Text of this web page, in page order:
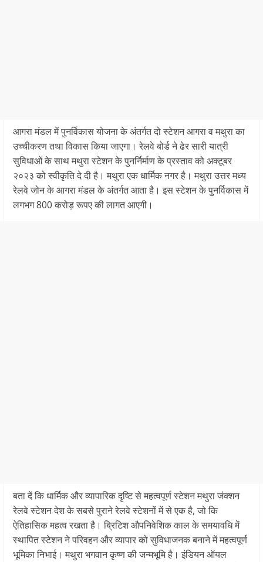
आगरा मंडल में पुनर्विकास योजना के अंतर्गत दो स्टेशन आगरा व मथुरा का
उच्चीकरण तथा विकास किया जाएगा। रेलवे बोर्ड ने ढेर सारी यात्री
सुविधाओं के साथ मथुरा स्टेशन के पुनर्निर्माण के प्रस्ताव को अक्टूबर
२०२३ को स्वीकृति दे दी है। मथुरा एक धार्मिक नगर है। मथुरा उत्तर मध्य
रेलवे जोन के आगरा मंडल के अंतर्गत आता है। इस स्टेशन के पुनर्विकास में
लगभग 800 करोड़ रूपए की लागत आएगी।
बता दें कि धार्मिक और व्यापारिक दृष्टि से महत्वपूर्ण स्टेशन मथुरा जंक्शन
रेलवे स्टेशन देश के सबसे पुराने रेलवे स्टेशनों में से एक है, जो कि
ऐतिहासिक महत्व रखता है। ब्रिटिश औपनिवेशिक काल के समयावधि में
स्थापित स्टेशन ने परिवहन और व्यापार को सुविधाजनक बनाने में महत्वपूर्ण
भूमिका निभाई। मथुरा भगवान कृष्ण की जन्मभूमि है। इंडियन ऑयल